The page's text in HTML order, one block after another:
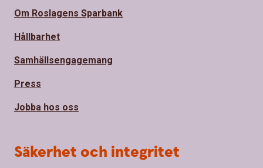
Om Roslagens Sparbank
Hållbarhet
Samhällsengagemang
Press
Jobba hos oss
Säkerhet och integritet